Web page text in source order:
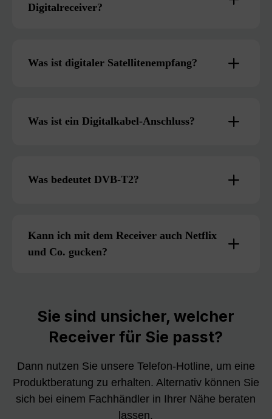
Digitalreceiver?
Was ist digitaler Satellitenempfang?
Was ist ein Digitalkabel-Anschluss?
Was bedeutet DVB-T2?
Kann ich mit dem Receiver auch Netflix
und Co. gucken?
Sie sind unsicher, welcher
Receiver für Sie passt?
Dann nutzen Sie unsere Telefon-Hotline, um eine
Produktberatung zu erhalten. Alternativ können Sie
sich bei einem Fachhändler in Ihrer Nähe beraten
lassen.